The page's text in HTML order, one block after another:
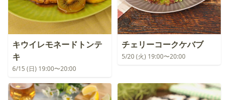
キウイレモネードトンテ
キ
6/15 (日) 19:00〜20:00
チェリーコークケバブ
5/20 (火) 19:00〜20:00